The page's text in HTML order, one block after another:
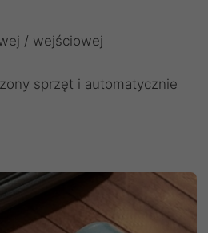
/ wejściowej
sprzęt i automatycznie